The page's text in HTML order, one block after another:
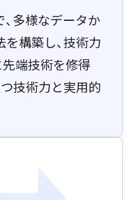
多様なデータか
構築し、技術力
端技術を修得
技術力と実用的